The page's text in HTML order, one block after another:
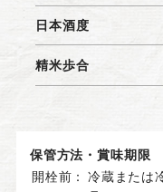
日本酒度
精米歩合
保管方法・賞味期限
開栓前：
冷蔵または